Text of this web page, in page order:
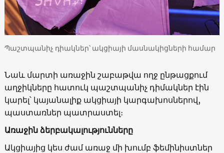
Պաշտպանիչ դիակներ՝ ակցիայի մասնակիցների համար
Նաև մարտի առաջին շաբաթվա ողջ ընթացքում
աղջիկները հատուկ պաշտպանիչ դիմակներ էին
կարել՝ կայանալիք ակցիայի կարգախոսներով,
պաստառներ պատրաստել։
Առաջին ձերբակալությունները
Ակցիայից կես ժամ առաջ մի խումբ ֆեմինիստներ